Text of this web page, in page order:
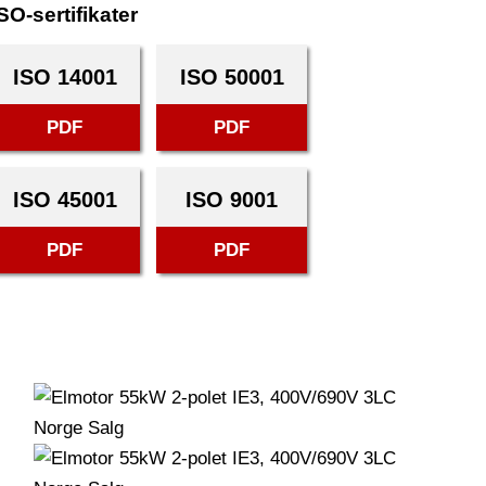
sertifikater
ISO 14001
PDF
ISO 50001
PDF
ISO 45001
PDF
ISO 9001
PDF